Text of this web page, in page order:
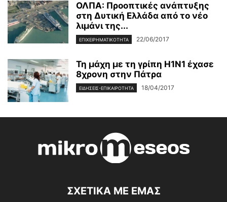
ΟΛΠΑ: Προοπτικές ανάπτυξης
στη Δυτική Ελλάδα από το νέο
λιμάνι της...
ΕΠΙΧΕΙΡΗΜΑΤΙΚΌΤΗΤΑ 22/06/2017
Τη μάχη με τη γρίπη Η1Ν1 έχασε
8χρονη στην Πάτρα
ΕΙΔΉΣΕΙΣ-ΕΠΙΚΑΙΡΌΤΗΤΑ 18/04/2017
ΣΧΕΤΙΚΑ ΜΕ ΕΜΑΣ